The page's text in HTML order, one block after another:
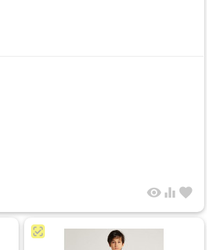
visibility equalizer favorite